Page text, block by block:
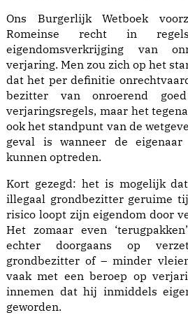
Ons Burgerlijk Wetboek
Romeinse recht in
eigendomsverkrijging van
verjaring. Men zou zich op het
dat het per definitie
bezitter van onroerend
verjaringsregels, maar het
ook het standpunt van de
geval is wanneer de
kunnen optreden.
Kort gezegd: het is mogelijk
illegaal grondbezitter geruime
risico loopt zijn eigendom door
Het zomaar even
echter doorgaans op
grondbezitter of – minder
vaak met een beroep op
innemen dat hij inmiddels
geworden.